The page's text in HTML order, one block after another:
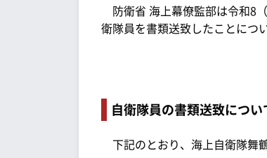
防衛省 海上幕僚監部は令和8
衛隊員を書類送致したことにつ
自衛隊員の書類送致につい
下記のとおり、海上自衛隊舞